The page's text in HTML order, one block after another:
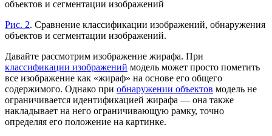
Рис. 2. Сравнение классификации изображений, обнаружения
объектов и сегментации изображений.
Давайте рассмотрим изображение жирафа. При
классификации изображений модель может просто пометить
все изображение как «жираф» на основе его общего
содержимого. Однако при обнаружении объектов модель не
ограничивается идентификацией жирафа — она также
накладывает на него ограничивающую рамку, точно
определяя его положение на картинке.